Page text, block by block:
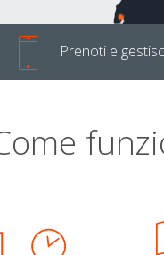
Prenoti e